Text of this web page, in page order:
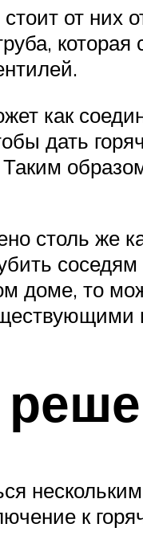
от них
как
дать
столь же
доме, то
к